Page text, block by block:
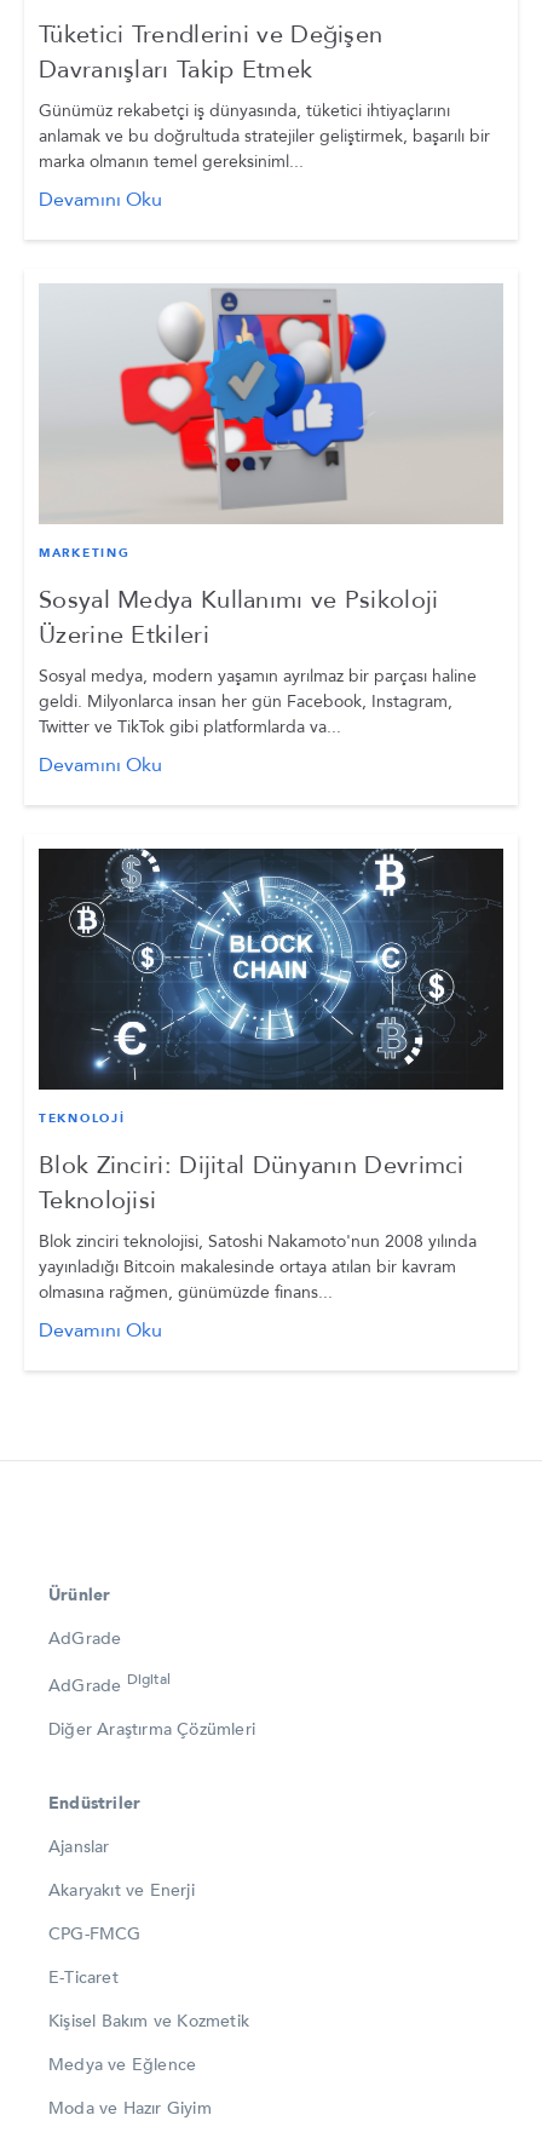
Tüketici Trendlerini ve Değişen
Davranışları Takip Etmek
Günümüz rekabetçi iş dünyasında, tüketici ihtiyaçlarını
anlamak ve bu doğrultuda stratejiler geliştirmek, başarılı bir
marka olmanın temel gereksiniml...
Devamını Oku
MARKETING
Sosyal Medya Kullanımı ve Psikoloji
Üzerine Etkileri
Sosyal medya, modern yaşamın ayrılmaz bir parçası haline
geldi. Milyonlarca insan her gün Facebook, Instagram,
Twitter ve TikTok gibi platformlarda va...
Devamını Oku
TEKNOLOJİ
Blok Zinciri: Dijital Dünyanın Devrimci
Teknolojisi
Blok zinciri teknolojisi, Satoshi Nakamoto'nun 2008 yılında
yayınladığı Bitcoin makalesinde ortaya atılan bir kavram
olmasına rağmen, günümüzde finans...
Devamını Oku
Ürünler
AdGrade
AdGrade Digital
Diğer Araştırma Çözümleri
Endüstriler
Ajanslar
Akaryakıt ve Enerji
CPG-FMCG
E-Ticaret
Kişisel Bakım ve Kozmetik
Medya ve Eğlence
Moda ve Hazır Giyim